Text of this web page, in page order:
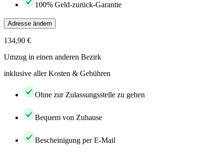
100% Geld-zurück-Garantie
Adresse ändern
134,90 €
Umzug in einen anderen Bezirk
inklusive aller Kosten & Gebühren
Ohne zur Zulassungsstelle zu gehen
Bequem von Zuhause
Bescheinigung per E-Mail